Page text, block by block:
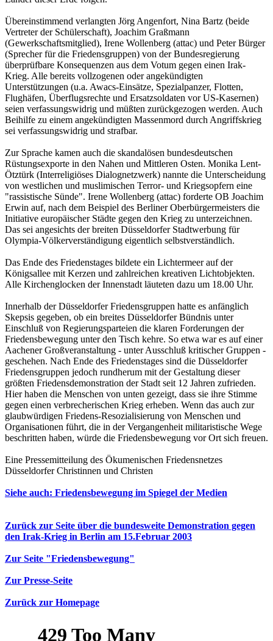
Übereinstimmend verlangten Jörg Angenfort, Nina Bartz (beide
Vertreter der Schülerschaft), Joachim Graßmann
(Gewerkschaftsmitglied), Irene Wollenberg (attac) und Peter Bürger
(Sprecher für die Friedensgruppen) von der Bundesregierung
überprüfbare Konsequenzen aus dem Votum gegen einen Irak-
Krieg. Alle bereits vollzogenen oder angekündigten
Unterstützungen (u.a. Awacs-Einsätze, Spezialpanzer, Flotten,
Flughäfen, Überflugsrechte und Ersatzsoldaten vor US-Kasernen)
seien verfassungswidrig und müßten zurückgezogen werden. Auch
Beihilfe zu einem angekündigten Massenmord durch Angriffskrieg
sei verfassungswidrig und strafbar.
Zur Sprache kamen auch die skandalösen bundesdeutschen
Rüstungsexporte in den Nahen und Mittleren Osten. Monika Lent-
Ötztürk (Interreligiöses Dialognetzwerk) nannte die Unterscheidung
von westlichen und muslimischen Terror- und Kriegsopfern eine
"rassistische Sünde". Irene Wollenberg (attac) forderte OB Joachim
Erwin auf, nach dem Beispiel des Berliner Oberbürgermeisters die
Initiative europäischer Städte gegen den Krieg zu unterzeichnen.
Das sei angesichts der breiten Düsseldorfer Stadtwerbung für
Olympia-Völkerverständigung eigentlich selbstverständlich.
Das Ende des Friedenstages bildete ein Lichtermeer auf der
Königsallee mit Kerzen und zahlreichen kreativen Lichtobjekten.
Alle Kirchenglocken der Innenstadt läuteten dazu um 18.00 Uhr.
Innerhalb der Düsseldorfer Friedensgruppen hatte es anfänglich
Skepsis gegeben, ob ein breites Düsseldorfer Bündnis unter
Einschluß von Regierungsparteien die klaren Forderungen der
Friedensbewegung unter den Tisch kehre. So etwa war es auf einer
Aachener Großveranstaltung - unter Ausschluß kritischer Gruppen -
geschehen. Nach Ende des Friedenstages sind die Düsseldorfer
Friedensgruppen jedoch rundherum mit der Gestaltung dieser
größten Friedensdemonstration der Stadt seit 12 Jahren zufrieden.
Hier haben die Menschen von unten gezeigt, dass sie ihre Stimme
gegen einen verbrecherischen Krieg erheben. Wenn das auch zur
glaubwürdigen Friedens-Resozialisierung von Menschen und
Organisationen führt, die in der Vergangenheit militaristische Wege
beschritten haben, würde die Friedensbewegung vor Ort sich freuen.
Eine Pressemitteilung des Ökumenischen Friedensnetzes
Düsseldorfer Christinnen und Christen
Siehe auch: Friedensbewegung im Spiegel der Medien
Zurück zur Seite über die bundesweite Demonstration gegen
den Irak-Krieg in Berlin am 15.Februar 2003
Zur Seite "Friedensbewegung"
Zur Presse-Seite
Zurück zur Homepage